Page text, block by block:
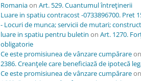
Romaniaon Art. 529. Cuantumul întreţinerii
Luare in spatiu contracost -0733896700. Pret
- Locuri de munca; servicii de mutari;
luare in spatiu pentru buletin on Art. 1270.
obligatorie
Ce este promisiunea de vânzare cumpărareon
2386. Creanţele care beneficiază de ipotecă
Ce este promisiunea de vânzare cumpărareon